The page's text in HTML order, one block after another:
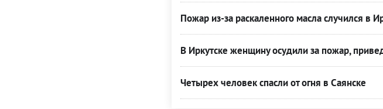
Пожар из-за раскаленного масла случился в
В Иркутске женщину осудили за пожар,
Четырех человек спасли от огня в Саянске